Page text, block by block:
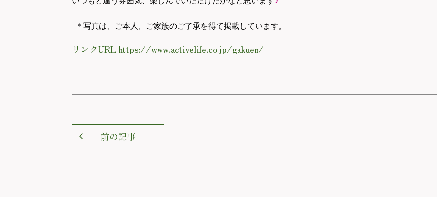
＊写真は、ご本人、ご家族のご了承を得て掲載しています。
リンクURL https://www.activelife.co.jp/gakuen/
前の記事